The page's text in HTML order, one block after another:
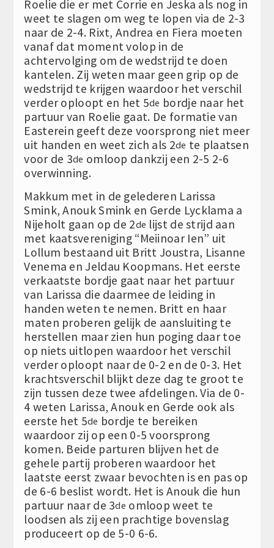
Roelie die er met Corrie en Jeska als nog in
weet te slagen om weg te lopen via de 2-3
naar de 2-4. Rixt, Andrea en Fiera moeten
vanaf dat moment volop in de
achtervolging om de wedstrijd te doen
kantelen. Zij weten maar geen grip op de
wedstrijd te krijgen waardoor het verschil
verder oploopt en het 5de bordje naar het
partuur van Roelie gaat. De formatie van
Easterein geeft deze voorsprong niet meer
uit handen en weet zich als 2de te plaatsen
voor de 3de omloop dankzij een 2-5 2-6
overwinning.
Makkum met in de gelederen Larissa
Smink, Anouk Smink en Gerde Lycklama a
Nijeholt gaan op de 2de lijst de strijd aan
met kaatsvereniging “Meiinoar Ien” uit
Lollum bestaand uit Britt Joustra, Lisanne
Venema en Jeldau Koopmans. Het eerste
verkaatste bordje gaat naar het partuur
van Larissa die daarmee de leiding in
handen weten te nemen. Britt en haar
maten proberen gelijk de aansluiting te
herstellen maar zien hun poging daar toe
op niets uitlopen waardoor het verschil
verder oploopt naar de 0-2 en de 0-3. Het
krachtsverschil blijkt deze dag te groot te
zijn tussen deze twee afdelingen. Via de 0-
4 weten Larissa, Anouk en Gerde ook als
eerste het 5de bordje te bereiken
waardoor zij op een 0-5 voorsprong
komen. Beide parturen blijven het de
gehele partij proberen waardoor het
laatste eerst zwaar bevochten is en pas op
de 6-6 beslist wordt. Het is Anouk die hun
partuur naar de 3de omloop weet te
loodsen als zij een prachtige bovenslag
produceert op de 5-0 6-6.